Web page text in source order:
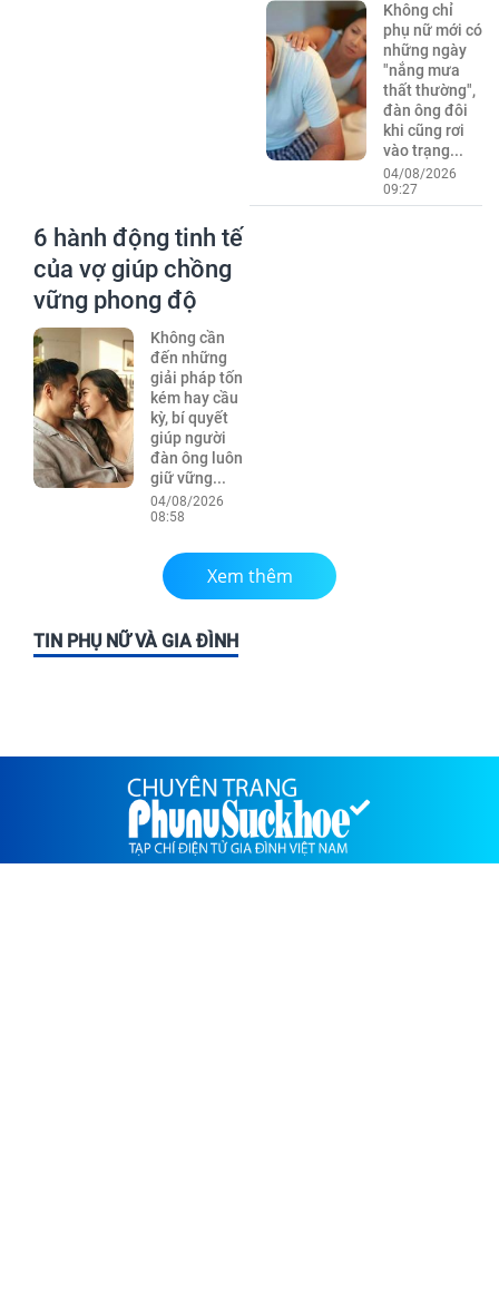
Không chỉ
phụ nữ mới có
những ngày
"nắng mưa
thất thường",
đàn ông đôi
khi cũng rơi
vào trạng...
04/08/2026
09:27
6 hành động tinh tế
của vợ giúp chồng
vững phong độ
Không cần
đến những
giải pháp tốn
kém hay cầu
kỳ, bí quyết
giúp người
đàn ông luôn
giữ vững...
04/08/2026
08:58
Xem thêm
TIN PHỤ NỮ VÀ GIA ĐÌNH